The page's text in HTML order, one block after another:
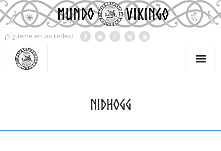
¡Sígueme en las redes!
NIDHOGG